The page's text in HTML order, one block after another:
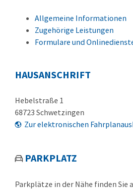
Allgemeine Informationen
Zugehörige Leistungen
Formulare und
HAUSANSCHRIFT
Hebelstraße 1
68723 Schwetzingen
Zur elektronischen
PARKPLATZ
Parkplätze in der Nähe finden Sie